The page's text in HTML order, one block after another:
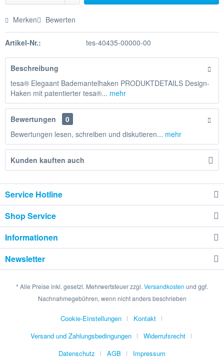
Merken Bewerten
Artikel-Nr.: tes-40435-00000-00
Beschreibung
tesa® Elegaant Bademantelhaken PRODUKTDETAILS Design-
Haken mit patentierter tesa®... mehr
Bewertungen
0
Bewertungen lesen, schreiben und diskutieren... mehr
Kunden kauften auch
Service Hotline
Shop Service
Informationen
Newsletter
* Alle Preise inkl. gesetzl. Mehrwertsteuer zzgl. Versandkosten und ggf.
Nachnahmegebühren, wenn nicht anders beschrieben
Cookie-Einstellungen
Kontakt
Versand und Zahlungsbedingungen
Widerrufsrecht
Datenschutz
AGB Impressum